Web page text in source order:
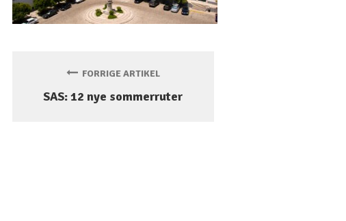
FORRIGE ARTIKEL
SAS: 12 nye sommerruter